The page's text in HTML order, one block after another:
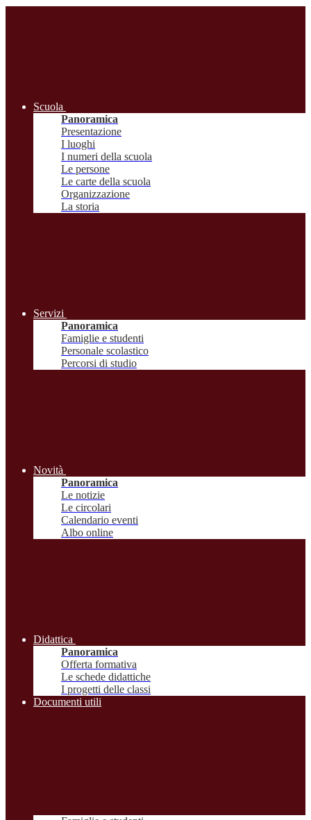
Scuola
Panoramica
Presentazione
I luoghi
I numeri della scuola
Le persone
Le carte della scuola
Organizzazione
La storia
Servizi
Panoramica
Famiglie e studenti
Personale scolastico
Percorsi di studio
Novità
Panoramica
Le notizie
Le circolari
Calendario eventi
Albo online
Didattica
Panoramica
Offerta formativa
Le schede didattiche
I progetti delle classi
Documenti utili